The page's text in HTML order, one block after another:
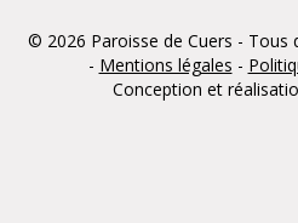
© 2026 Paroisse de Cuers - Tous
- Mentions légales -
Conception et